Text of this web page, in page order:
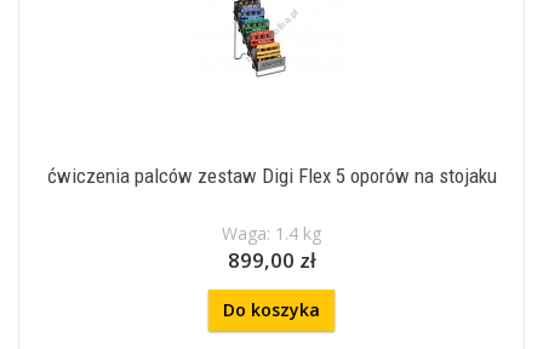
ćwiczenia palców zestaw Digi Flex 5 oporów na stojaku
Waga: 1.4 kg
899,00 zł
Do koszyka